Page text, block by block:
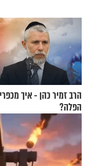
הרב זמיר כהן - איך
הפלה?